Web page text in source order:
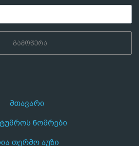
ᲒᲐᲛᲝᲬᲔᲠᲐ
მთავარი
ნომრები
თერმო აუზი